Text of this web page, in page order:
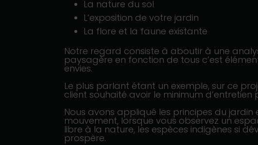
La nature du sol
L’exposition de votre jardin
La flore et la faune existante
Notre regard consiste à aboutir à une
paysagère en fonction de tous c’est
envies.
Le plus parlant étant un exemple, sur ce
client souhaité avoir le minimum d’entretien
Nous avons appliqué les principes du jardin
mouvement, lorsque vous observez un
libre à la nature, les espèces indigènes si
prospère.